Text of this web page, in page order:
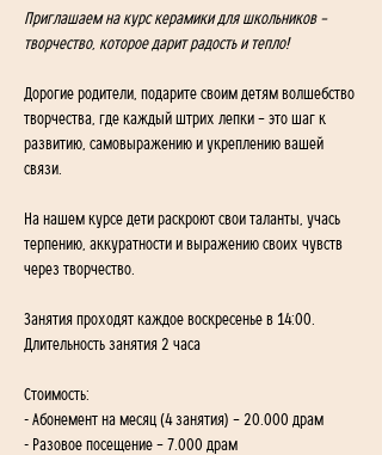
Приглашаем на курс керамики для школьников –
творчество, которое дарит радость и тепло!
Дорогие родители, подарите своим детям волшебство
творчества, где каждый штрих лепки – это шаг к
развитию, самовыражению и укреплению вашей
связи.
На нашем курсе дети раскроют свои таланты, учась
терпению, аккуратности и выражению своих чувств
через творчество.
Занятия проходят каждое воскресенье в 14:00.
Длительность занятия 2 часа
Стоимость:
- Абонемент на месяц (4 занятия) – 20.000 драм
- Разовое посещение – 7.000 драм